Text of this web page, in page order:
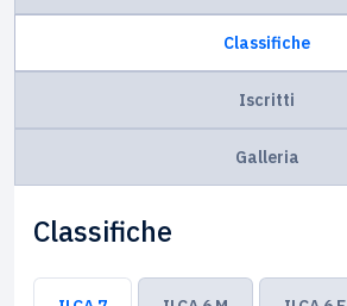
Classifiche
Iscritti
Galleria
Classifiche